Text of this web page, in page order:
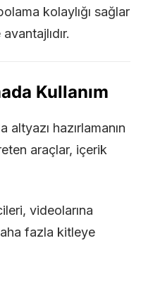
kolaylığı sağlar
Kullanım
hazırlamanın
araçlar, içerik
videolarına
fazla kitleye